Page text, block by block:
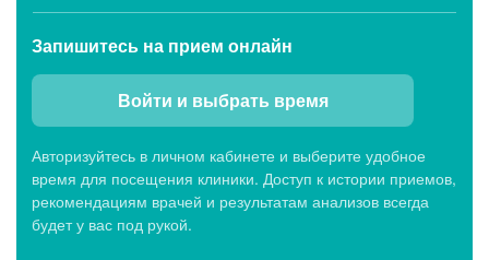
Запишитесь на прием онлайн
Войти и выбрать время
Авторизуйтесь в личном кабинете и выберите удобное
время для посещения клиники. Доступ к истории приемов,
рекомендациям врачей и результатам анализов всегда
будет у вас под рукой.